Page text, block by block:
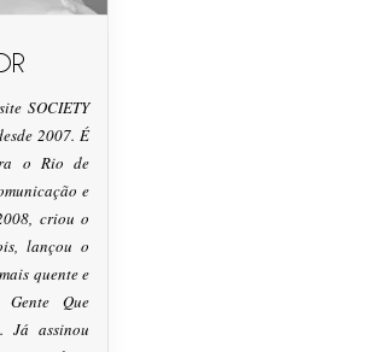
SOCIETY
2007. É
o Rio de
e
criou o
lançou o
quente e
Que
Já assinou